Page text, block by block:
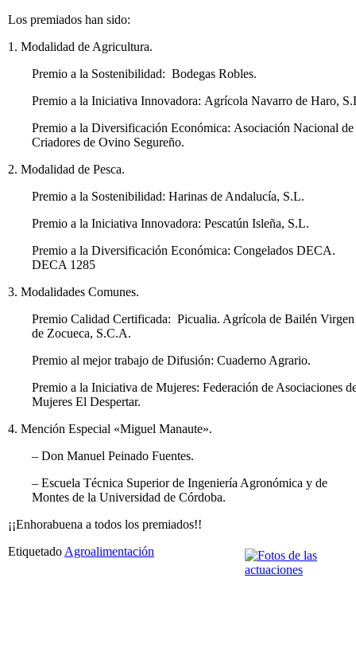
Los premiados han sido:
1. Modalidad de Agricultura.
Premio a la Sostenibilidad: Bodegas Robles.
Premio a la Iniciativa Innovadora: Agrícola Navarro de Haro,
Premio a la Diversificación Económica: Asociación Nacional de
Criadores de Ovino Segureño.
2. Modalidad de Pesca.
Premio a la Sostenibilidad: Harinas de Andalucía, S.L.
Premio a la Iniciativa Innovadora: Pescatún Isleña, S.L.
Premio a la Diversificación Económica: Congelados DECA.
DECA 1285
3. Modalidades Comunes.
Premio Calidad Certificada: Picualia. Agrícola de Bailén Virgen
de Zocueca, S.C.A.
Premio al mejor trabajo de Difusión: Cuaderno Agrario.
Premio a la Iniciativa de Mujeres: Federación de Asociaciones
Mujeres El Despertar.
4. Mención Especial «Miguel Manaute».
– Don Manuel Peinado Fuentes.
– Escuela Técnica Superior de Ingeniería Agronómica y de
Montes de la Universidad de Córdoba.
¡¡Enhorabuena a todos los premiados!!
Etiquetado Agroalimentación